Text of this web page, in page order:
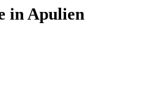
in Apulien